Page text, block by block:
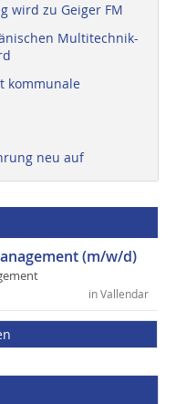
wird zu Geiger FM
Multitechnik-
kommunale
neu auf
(m/w/d)
in Vallendar